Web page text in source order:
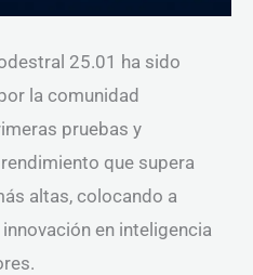
25.01 ha sido
la comunidad
pruebas y
que supera
altas, colocando a
en inteligencia